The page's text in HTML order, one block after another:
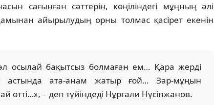
сағынған сәттерін, көңіліндегі мұңның әлі
айырылудың орны толмас қасірет екенін
осылай бақытсыз болмаған ем… Қара жерді
астында ата-анам жатыр ғой… Зар-мұңын
ай өтті…», – деп түйіндеді Нұрғали Нүсіпжанов.